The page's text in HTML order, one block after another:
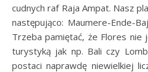
cudnych raf Raja Ampat. Nasz
następująco: Maumere-Ende-
Trzeba pamiętać, że Flores
turystyką jak np. Bali czy
postaci naprawdę niewielkiej